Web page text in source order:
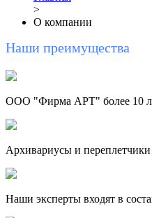
>
О компании
Наши преимущества
ООО "Фирма АРТ" более 10
Архивариусы и
Наши эксперты входят в